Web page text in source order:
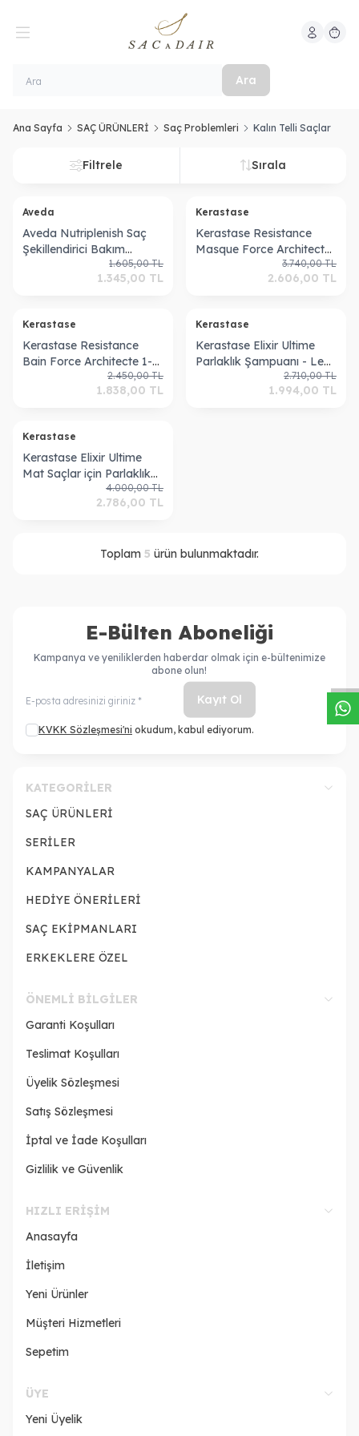
Ara
Hesabım
Ana Sayfa SAÇ ÜRÜNLERİ Saç Problemleri Kalın Telli Saçlar
Filtrele Sırala
Aveda
Aveda Nutriplenish Saç
Şekillendirici Bakım
1.605,00TL
1.345,00 TL
Kerastase
Kerastase Resistance
Masque Force Architecte
Maske 200ml Ciment
3.740,00TL
2.606,00 TL
Kerastase
Kerastase Resistance
Bain Force Architecte 1-2
Şampuan 250ml2.450,00TL
1.838,00 TL
Kerastase
Kerastase Elixir Ultime
Parlaklık Şampuanı - Le
2.710,00TL
1.994,00 TL
Kerastase
Kerastase Elixir Ultime
Mat Saçlar için Parlaklık
4.000,00TL
2.786,00 TL
Toplam 5 ürün bulunmaktadır.
E-Bülten Aboneliği
Kampanya ve yeniliklerden haberdar olmak için e-bültenimize
abone olun!
Kayıt Ol
KVKK Sözleşmesi'ni okudum, kabul ediyorum.
KATEGORILER
SAÇ ÜRÜNLERİ
SERİLER
KAMPANYALAR
HEDİYE ÖNERİLERİ
SAÇ EKİPMANLARI
ERKEKLERE ÖZEL
ÖNEMLI BILGILER
Garanti Koşulları
Teslimat Koşulları
Üyelik Sözleşmesi
Satış Sözleşmesi
İptal ve İade Koşulları
Gizlilik ve Güvenlik
HIZLI ERIŞIM
Anasayfa
İletişim
Yeni Ürünler
Müşteri Hizmetleri
Sepetim
ÜYE
Yeni Üyelik